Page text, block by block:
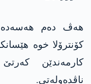
هەڤ دەم
کۆنترۆلا خوە
کارمەندێن
ناڤدەولەتی.